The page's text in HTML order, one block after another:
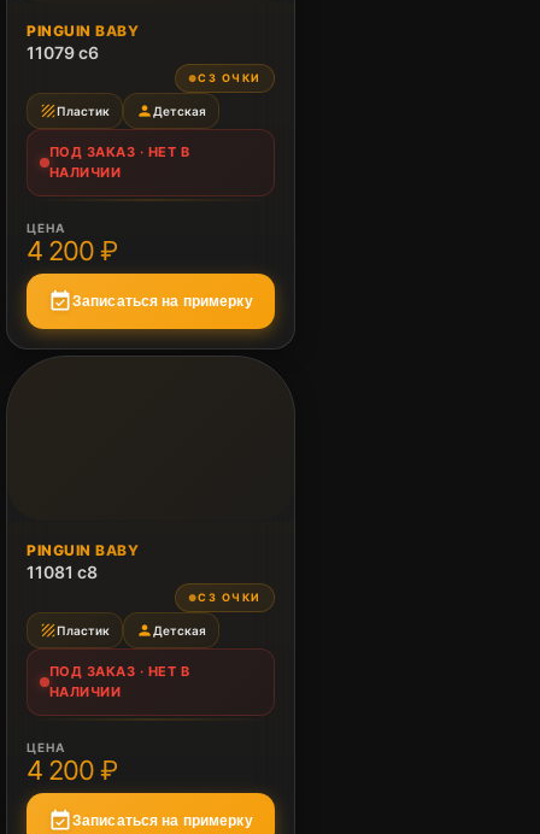
ПОД ЗАКАЗ
Нет в наличии
PINGUIN BABY
11079 c6
●СЗ ОЧКИ
textureПластик personДетская
ПОД ЗАКАЗ · НЕТ В
НАЛИЧИИ
ЦЕНА
4 200 ₽
event_availableЗаписаться на примерку
ПОД ЗАКАЗ
Нет в наличии
PINGUIN BABY
11081 c8
●СЗ ОЧКИ
textureПластик person Детская
ПОД ЗАКАЗ · НЕТ В
НАЛИЧИИ
ЦЕНА
4 200 ₽
event_availableЗаписаться на примерку